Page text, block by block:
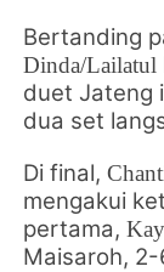
Bertanding
Dinda/Lailatul
duet Jateng
dua set
Di final,
mengakui
pertama,
Maisaroh,